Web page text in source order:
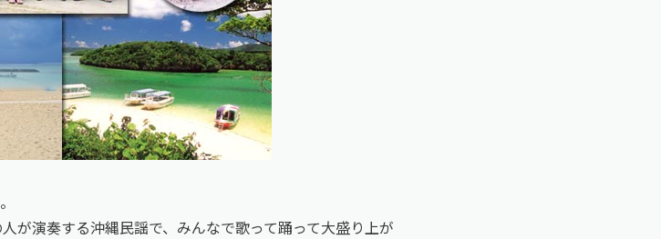
が演奏する沖縄民謡で、みんなで歌って踊って大盛り上が